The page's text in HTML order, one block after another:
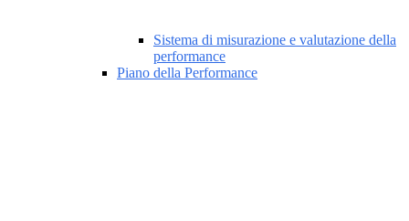
Sistema di misurazione e valutazione della
performance
Piano della Performance